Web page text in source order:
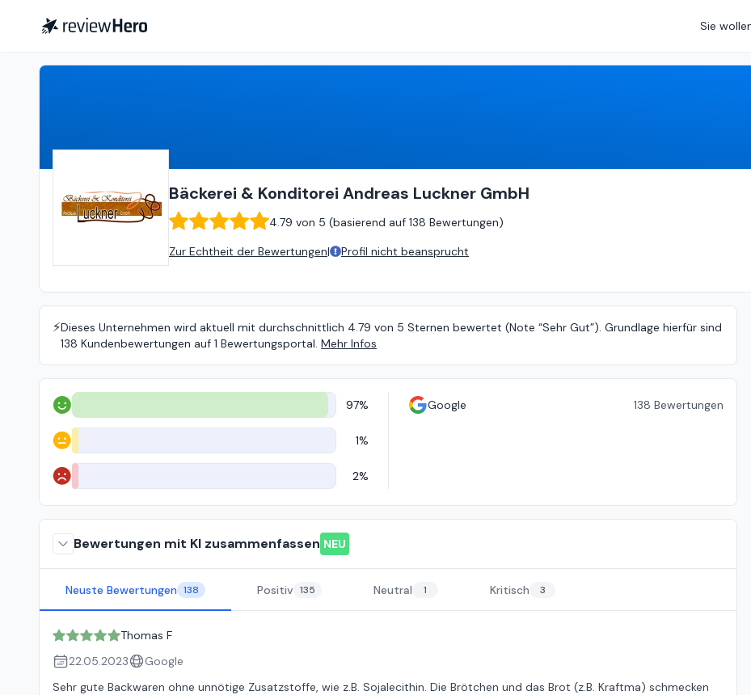
Sie
Bäckerei & Konditorei Andreas Luckner GmbH
4.79 von 5 (basierend auf 138 Bewertungen)
Zur Echtheit der Bewertungen| Profil nicht beansprucht
⚡️Dieses Unternehmen wird aktuell mit durchschnittlich 4.79 von 5 Sternen bewertet (Note “Sehr Gut”). Grundlage hierfür sind
138 Kundenbewertungen auf 1 Bewertungsportal. Mehr Infos
Positiv 97%
Neutral 1%
Negativ 2%
Google 138 Bewertungen
Bewertungen mit KI zusammenfassen NEU
Neuste Bewertungen 138 Positiv 135 Neutral 1 Kritisch 3
Thomas F
22.05.2023
Google
Sehr gute Backwaren ohne unnötige Zusatzstoffe, wie z.B. Sojalecithin. Die Brötchen und das Brot (z.B. Kraftma) schmecken